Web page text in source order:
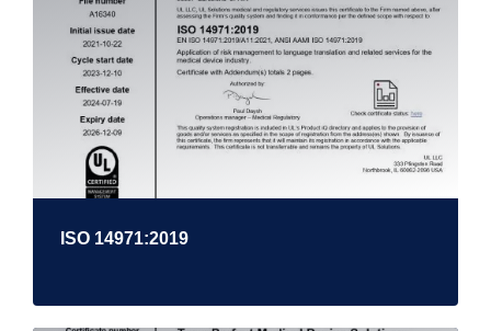
ISO 14971:2019